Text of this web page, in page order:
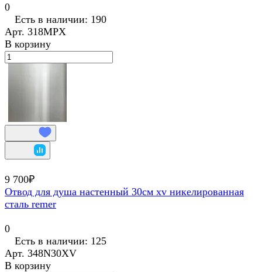
0
Есть в наличии: 190
Арт. 318MPX
В корзину
9 700₽
Отвод для душа настенный 30см xv никелированная
сталь remer
0
Есть в наличии: 125
Арт. 348N30XV
В корзину